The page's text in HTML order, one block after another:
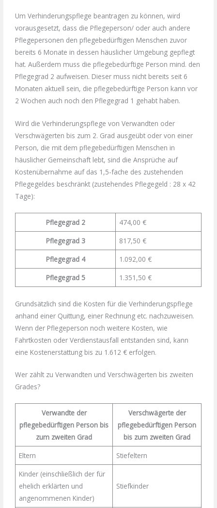
Um Verhinderungspflege beantragen zu können, wird
vorausgesetzt, dass die Pflegeperson/ oder auch andere
Pflegepersonen den pflegebedürftigen Menschen zuvor
bereits 6 Monate in dessen häuslicher Umgebung gepflegt
hat. Außerdem muss die pflegebedürftige Person mind. den
Pflegegrad 2 aufweisen. Dieser muss nicht bereits seit 6
Monaten aktuell sein, die pflegebedürftige Person kann vor
2 Wochen auch noch den Pflegegrad 1 gehabt haben.
Wird die Verhinderungspflege von Verwandten oder
Verschwägerten bis zum 2. Grad ausgeübt oder von einer
Person, die mit dem pflegebedürftigen Menschen in
häuslicher Gemeinschaft lebt, sind die Ansprüche auf
Kostenübernahme auf das 1,5-fache des zustehenden
Pflegegeldes beschränkt (zustehendes Pflegegeld : 28 x 42
Tage):
Pflegegrad 2
474,00 €
Pflegegrad 3
817,50 €
Pflegegrad 4
1.092,00 €
Pflegegrad 5
1.351,50 €
Grundsätzlich sind die Kosten für die Verhinderungspflege
anhand einer Quittung, einer Rechnung etc. nachzuweisen.
Wenn der Pflegeperson noch weitere Kosten, wie
Fahrtkosten oder Verdienstausfall entstanden sind, kann
eine Kostenerstattung bis zu 1.612 € erfolgen.
Wer zählt zu Verwandten und Verschwägerten bis zweiten
Grades?
Verwandte der
pflegebedürftigen Person bis
zum zweiten Grad
Verschwägerte der
pflegebedürftigen Person
bis zum zweiten Grad
Eltern
Stiefeltern
Kinder (einschließlich der für
ehelich erklärten und
angenommenen Kinder)
Stiefkinder